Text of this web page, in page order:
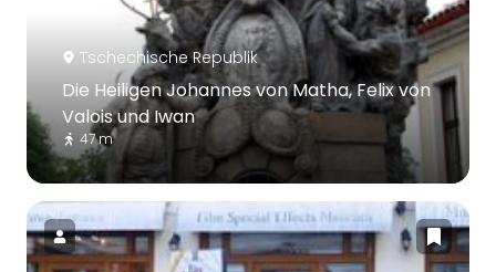
Tschechische Republik
Die Heiligen Johannes von Matha, Felix von
Valois und Iwan
47 m